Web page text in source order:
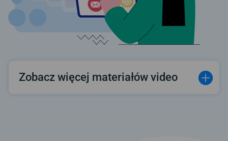
Zobacz więcej materiałów video